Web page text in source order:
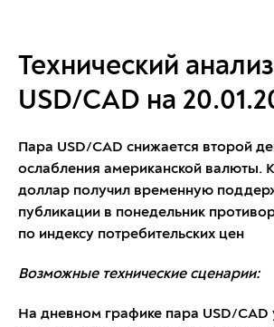
Технический
USD/CAD на
Пара USD/CAD снижается второй
ослабления американской валюты.
доллар получил временную
публикации в понедельник
по индексу потребительских цен
Возможные технические сценарии:
На дневном графике пара USD/CAD